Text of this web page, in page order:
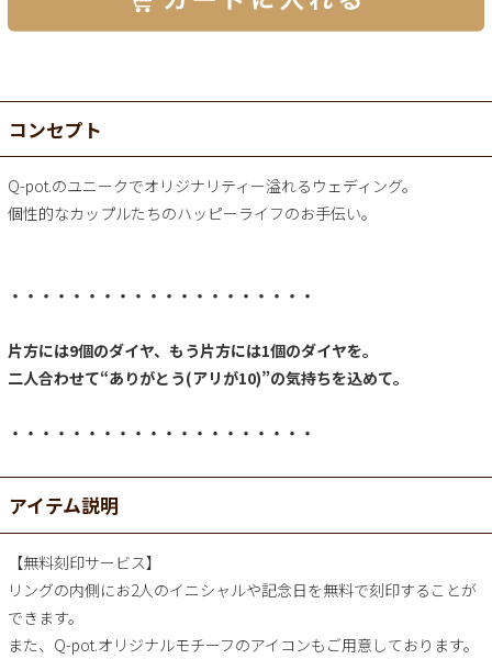
コンセプト
Q-pot.のユニークでオリジナリティー溢れるウェディング。
個性的なカップルたちのハッピーライフのお手伝い。
・・・・・・・・・・・・・・・・・・・・
片方には9個のダイヤ、もう片方には1個のダイヤを。
二人合わせて“ありがとう(アリが10)”の気持ちを込めて。
・・・・・・・・・・・・・・・・・・・・
アイテム説明
【無料刻印サービス】
リングの内側にお2人のイニシャルや記念日を無料で刻印することが
できます。
また、Q-pot.オリジナルモチーフのアイコンもご用意しております。